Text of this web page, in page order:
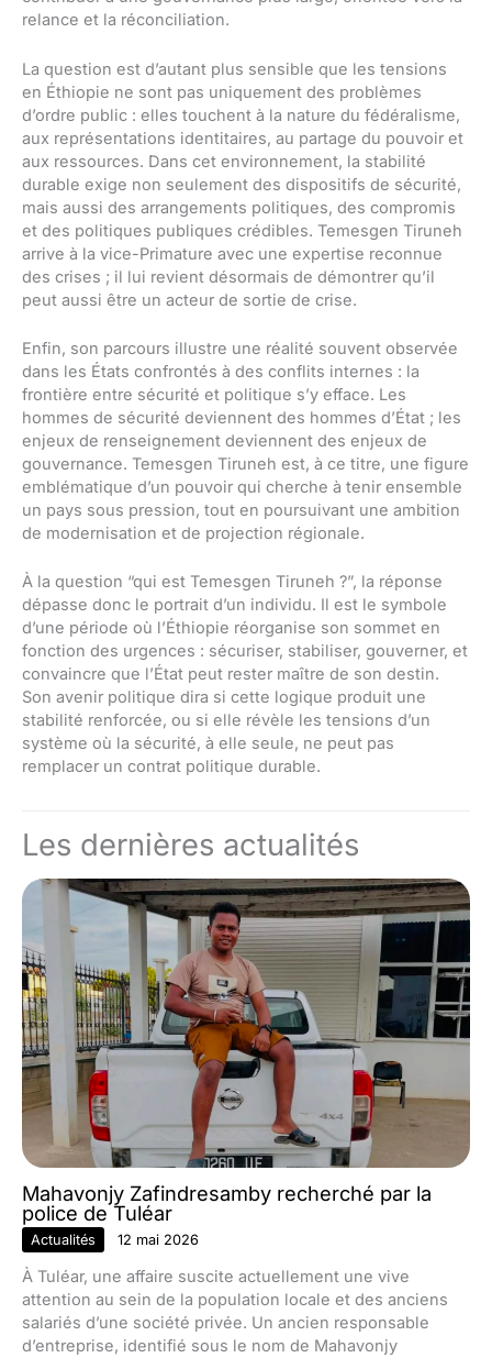
relance et la réconciliation.
La question est d’autant plus sensible que les tensions
en Éthiopie ne sont pas uniquement des problèmes
d’ordre public : elles touchent à la nature du fédéralisme,
aux représentations identitaires, au partage du pouvoir et
aux ressources. Dans cet environnement, la stabilité
durable exige non seulement des dispositifs de sécurité,
mais aussi des arrangements politiques, des compromis
et des politiques publiques crédibles. Temesgen Tiruneh
arrive à la vice-Primature avec une expertise reconnue
des crises ; il lui revient désormais de démontrer qu’il
peut aussi être un acteur de sortie de crise.
Enfin, son parcours illustre une réalité souvent observée
dans les États confrontés à des conflits internes : la
frontière entre sécurité et politique s’y efface. Les
hommes de sécurité deviennent des hommes d’État ; les
enjeux de renseignement deviennent des enjeux de
gouvernance. Temesgen Tiruneh est, à ce titre, une figure
emblématique d’un pouvoir qui cherche à tenir ensemble
un pays sous pression, tout en poursuivant une ambition
de modernisation et de projection régionale.
À la question “qui est Temesgen Tiruneh ?”, la réponse
dépasse donc le portrait d’un individu. Il est le symbole
d’une période où l’Éthiopie réorganise son sommet en
fonction des urgences : sécuriser, stabiliser, gouverner, et
convaincre que l’État peut rester maître de son destin.
Son avenir politique dira si cette logique produit une
stabilité renforcée, ou si elle révèle les tensions d’un
système où la sécurité, à elle seule, ne peut pas
remplacer un contrat politique durable.
Les dernières actualités
Mahavonjy Zafindresamby recherché par la
police de Tuléar
Actualités 12 mai 2026
À Tuléar, une affaire suscite actuellement une vive
attention au sein de la population locale et des anciens
salariés d’une société privée. Un ancien responsable
d’entreprise, identifié sous le nom de Mahavonjy